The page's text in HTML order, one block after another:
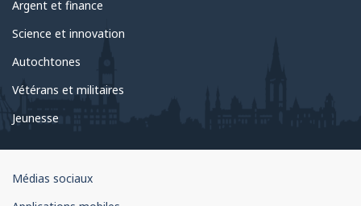
Argent et finance
Science et innovation
Autochtones
Vétérans et militaires
Jeunesse
Organisation
Médias sociaux